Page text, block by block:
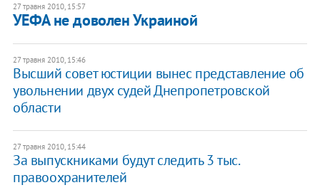
27 травня 2010, 15:57
УЕФА не доволен Украиной
27 травня 2010, 15:46
Высший совет юстиции вынес представление об
увольнении двух судей Днепропетровской
области
27 травня 2010, 15:44
За выпускниками будут следить 3 тыс.
правоохранителей